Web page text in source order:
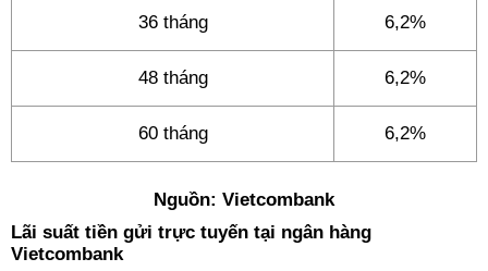
36 tháng 6,2%
48 tháng 6,2%
60 tháng 6,2%
Nguồn: Vietcombank
Lãi suất tiền gửi trực tuyến tại ngân hàng
Vietcombank